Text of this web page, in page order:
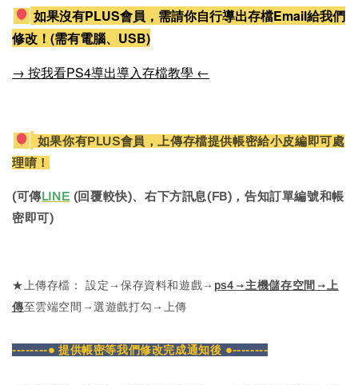
如果沒有PLUS會員，需請你自行導出存檔Email給我們
修改！(需有電腦、USB)
→ 按我看PS4導出導入存檔教學 ←
如果你有PLUS會員，上傳存檔提供帳密給小皮編即可處
理唷！
(可傳LINE (回覆較快)、右下方訊息(FB)，告知訂單編號和帳
密即可)
★上傳存檔： 設定→保存資料和遊戲→ ps4→主機儲存空間→上
傳至雲端空間→選遊戲打勾→上傳
--------● 提供帳密等我們修改完成通知後 ●--------